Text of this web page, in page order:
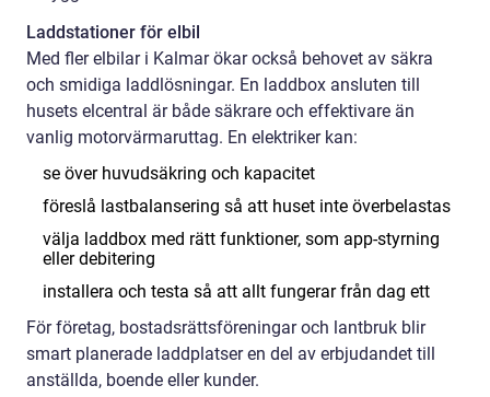
Laddstationer för elbil
Med fler elbilar i Kalmar ökar också behovet av säkra
och smidiga laddlösningar. En laddbox ansluten till
husets elcentral är både säkrare och effektivare än
vanlig motorvärmaruttag. En elektriker kan:
se över huvudsäkring och kapacitet
föreslå lastbalansering så att huset inte överbelastas
välja laddbox med rätt funktioner, som app-styrning
eller debitering
installera och testa så att allt fungerar från dag ett
För företag, bostadsrättsföreningar och lantbruk blir
smart planerade laddplatser en del av erbjudandet till
anställda, boende eller kunder.